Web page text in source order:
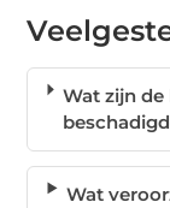
Wat zijn
Wat